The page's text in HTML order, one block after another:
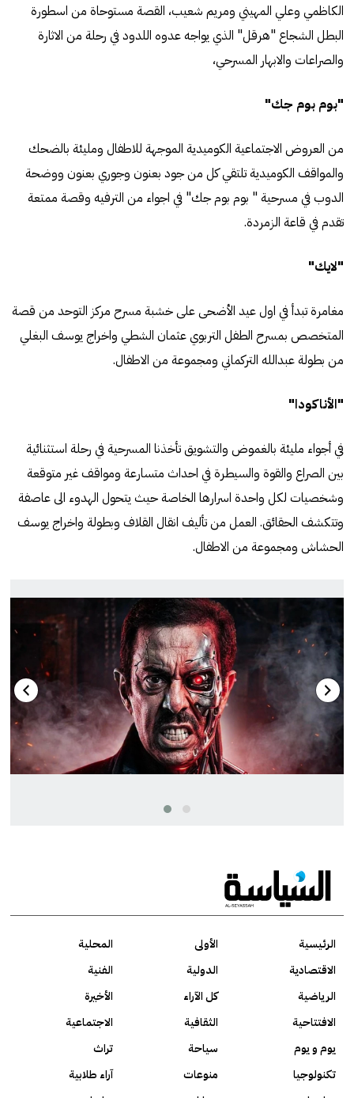
الكاظمي وعلي المهيني ومريم شعيب، القصة مستوحاة من اسطورة
البطل الشجاع "هرقل" الذي يواجه عدوه اللدود في رحلة من الاثارة
والصراعات والابهار المسرحي،
"بوم بوم جك"
من العروض الاجتماعية الكوميدية الموجهة للاطفال ومليئة بالضحك
والمواقف الكوميدية تلتقي كل من جود بعنون وجوري بعنون ووضحة
الدوب في مسرحية " بوم بوم جك" في اجواء من الترفيه وقصة ممتعة
تقدم في قاعة الزمردة.
"لايك"
مغامرة تبدأ في اول عيد الأضحى على خشبة مسرح مركز التوحد من قصة
المتخصص بمسرح الطفل التربوي عثمان الشطي واخراج يوسف البغلي
من بطولة عبدالله التركماني ومجموعة من الاطفال.
"الأناكودا"
في أجواء مليئة بالغموض والتشويق تأخذنا المسرحية في رحلة استثنائية
بين الصراع والقوة والسيطرة في احداث متسارعة ومواقف غير متوقعة
وشخصيات لكل واحدة اسرارها الخاصة حيث يتحول الهدوء الى عاصفة
وتتكشف الحقائق. العمل من تأليف انقال القلاف وبطولة واخراج يوسف
الحشاش ومجموعة من الاطفال.
الرئيسية الأولى
المحلية
الاقتصادية
الدولية
الفنية
الرياضية
كل الآراء
الأخيرة
الافتتاحية
الثقافية
الاجتماعية
يوم و يوم
سياحة
تراث
تكنولوجيا
منوعات
آراء طلابية